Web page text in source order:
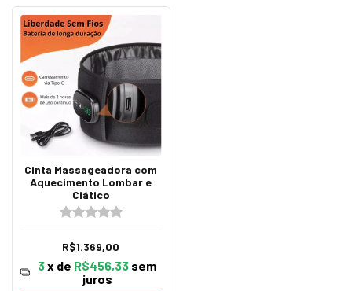
Cinta Massageadora com
Aquecimento Lombar e
Ciático
R$1.369,00
3x de R$456,33 sem
juros